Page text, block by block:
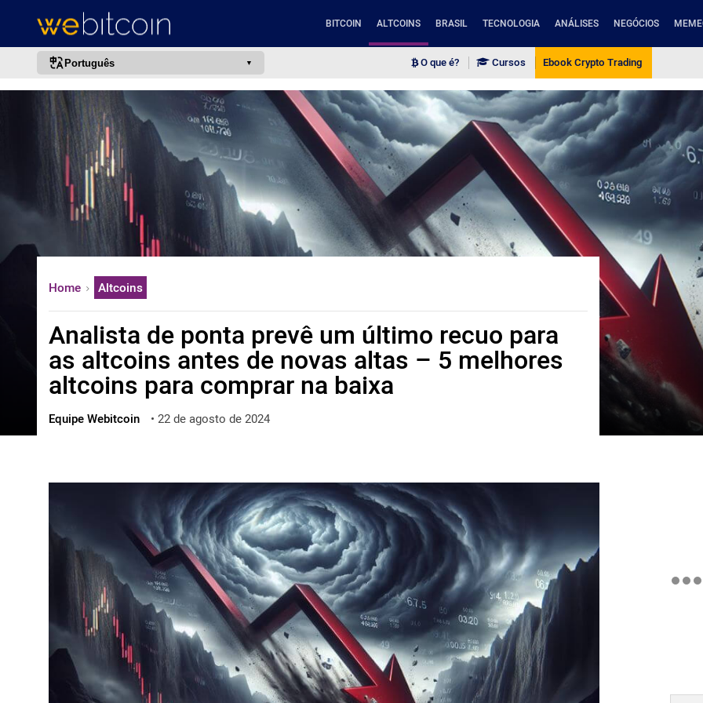
BITCOIN ALTCOINS BRASIL TECNOLOGIA ANÁLISES NEGÓCIOS
Português
português (BR)
english
español
français
italiano
deutsch
русский
한국어
العربية
ไทย
ქართული
O que é? Cursos Ebook Crypto Trading
Home Altcoins
Analista de ponta prevê um último recuo para
as altcoins antes de novas altas – 5 melhores
altcoins para comprar na baixa
Equipe Webitcoin • 22 de agosto de 2024